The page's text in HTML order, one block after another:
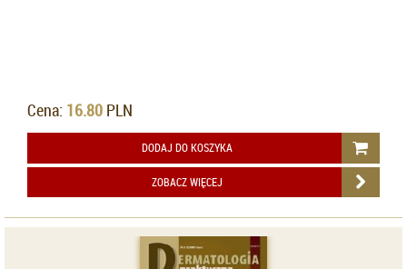
Cena: 16.80 PLN
DODAJ DO KOSZYKA
ZOBACZ WIĘCEJ